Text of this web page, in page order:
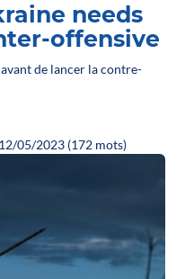
needs
offensive
de lancer la contre-
05/2023 (172 mots)